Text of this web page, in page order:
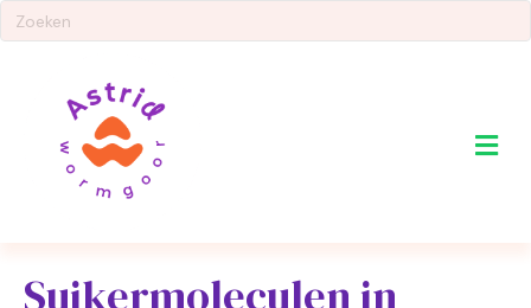
Suikermoleculen in